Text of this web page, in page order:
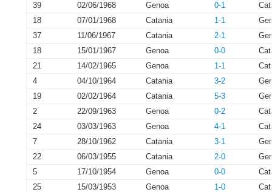
39
02/06/1968 Genoa 0-1
18
07/01/1968 Catania 1-1
37
11/06/1967 Catania 2-1
18
15/01/1967 Genoa 0-0
21
14/02/1965 Genoa 1-1
4
04/10/1964 Catania 3-2
19
02/02/1964 Catania 5-3
2
22/09/1963 Genoa 0-2
24
03/03/1963 Genoa 4-1
7
28/10/1962 Catania 3-1
22
06/03/1955 Catania 2-0
5
17/10/1954 Genoa 0-0
25
15/03/1953 Genoa 1-0